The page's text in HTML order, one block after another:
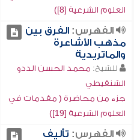
العلوم الشرعية [8])
الفهرس:الفرق بين
مذهب الأشاعرة
والماتريدية
للشيخ: محمد الحسن الددو
الشنقيطي
جزء من محاضرة ( مقدمات في
العلوم الشرعية [19])
الفهرس: تأليف